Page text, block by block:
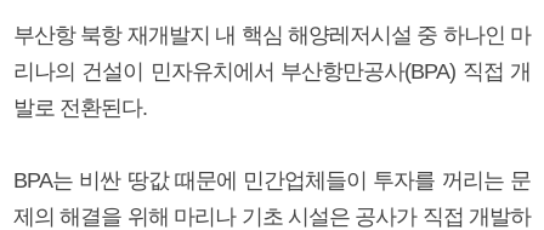
부산항 북항 재개발지 내 핵심 해양레저시설 중 하나인 마
리나의 건설이 민자유치에서 부산항만공사(BPA) 직접 개
발로 전환된다.
BPA는 비싼 땅값 때문에 민간업체들이 투자를 꺼리는 문
제의 해결을 위해 마리나 기초 시설은 공사가 직접 개발하